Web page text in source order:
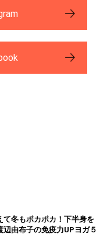
て冬もポカポカ！下半身を
辺由布子の免疫力UPヨガ５